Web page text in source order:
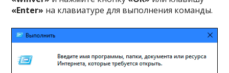
«Enter» на клавиатуре для выполнения команды.